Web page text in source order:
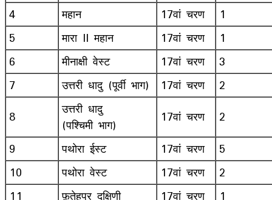
4
महान 17वां चरण
1
5
मारा II महान 17वां चरण
1
6
मीनाक्षी वेस्ट 17वां चरण
3
7
उत्तरी धादु (पूर्वी भाग) 17वां चरण
2
8
उत्तरी धादु
(पश्चिमी भाग) 17वां चरण
2
9
पथोरा ईस्ट 17वां चरण
5
10
पथोरा वेस्ट 17वां चरण
2